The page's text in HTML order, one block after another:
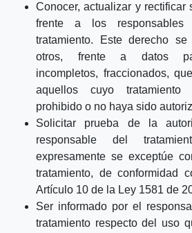
Conocer, actualizar y rectificar
frente a los responsables
tratamiento. Este derecho
otros, frente a datos
incompletos, fraccionados,
aquellos cuyo tratamiento
prohibido o no haya sido
Solicitar prueba de la
responsable del
expresamente se exceptúe
tratamiento, de conformidad
Artículo 10 de la Ley 1581 de
Ser informado por el
tratamiento respecto del uso